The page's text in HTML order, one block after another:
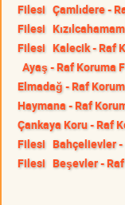
Filesi Çamlıdere -
Filesi
Filesi Kalecik - Raf
Ayaş - Raf Koruma
Elmadağ - Raf
Haymana - Raf
Çankaya Koru - Raf
Filesi Bahçelievler
Filesi Beşevler -